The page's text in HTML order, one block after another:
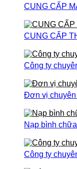
CUNG CẤP
CUNG CẤP
Công ty
Đơn vị chuyên
Nạp bình
Công ty